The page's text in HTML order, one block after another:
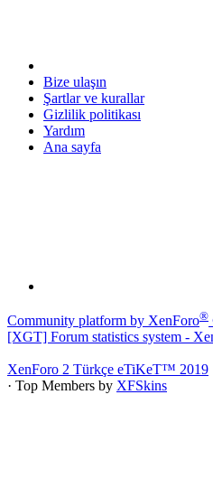
Bize ulaşın
Şartlar ve kurallar
Gizlilik politikası
Yardım
Ana sayfa
Community platform by XenForo®
[XGT] Forum statistics system -
XenForo 2 Türkçe eTiKeT™ 2019
· Top Members by XFSkins